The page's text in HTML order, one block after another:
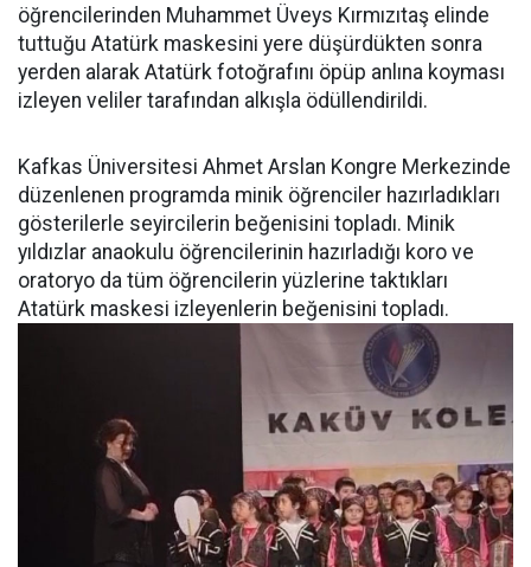
öğrencilerinden Muhammet Üveys Kırmızıtaş elinde
tuttuğu Atatürk maskesini yere düşürdükten sonra
yerden alarak Atatürk fotoğrafını öpüp anlına koyması
izleyen veliler tarafından alkışla ödüllendirildi.
Kafkas Üniversitesi Ahmet Arslan Kongre Merkezinde
düzenlenen programda minik öğrenciler hazırladıkları
gösterilerle seyircilerin beğenisini topladı. Minik
yıldızlar anaokulu öğrencilerinin hazırladığı koro ve
oratoryo da tüm öğrencilerin yüzlerine taktıkları
Atatürk maskesi izleyenlerin beğenisini topladı.